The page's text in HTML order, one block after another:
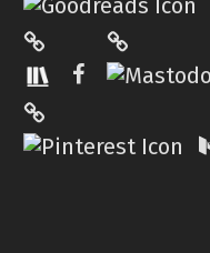
The StoryGraph
Facebook
Pinterest